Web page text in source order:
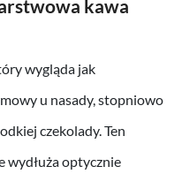
kawa
wygląda jak
u nasady, stopniowo
czekolady. Ten
wydłuża optycznie